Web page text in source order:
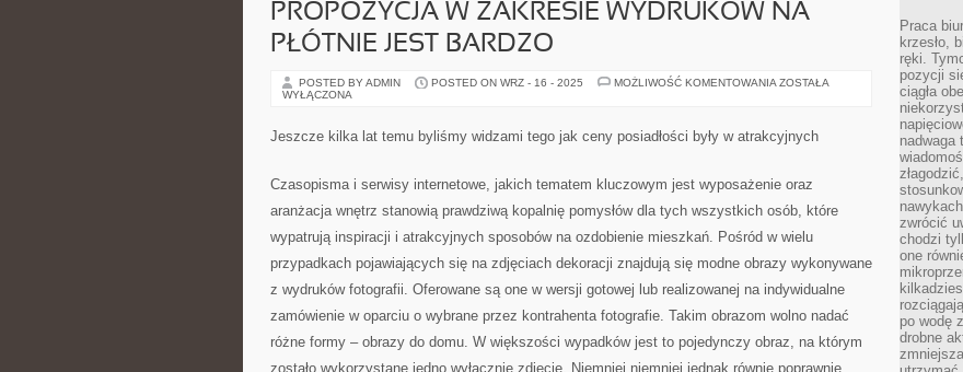
PROPOZYCJA W ZAKRESIE WYDRUKÓW NA
PŁÓTNIE JEST BARDZO
POSTED BY ADMIN POSTED ON WRZ - 16 - 2025 MOŻLIWOŚĆ KOMENTOWANIA PROPOZYCJA
NA
PŁÓTNIE
ZOSTAŁA
WYŁĄCZONA
Jeszcze kilka lat temu byliśmy widzami tego jak ceny posiadłości były w atrakcyjnych
Czasopisma i serwisy internetowe, jakich tematem kluczowym jest wyposażenie oraz
aranżacja wnętrz stanowią prawdziwą kopalnię pomysłów dla tych wszystkich osób, które
wypatrują inspiracji i atrakcyjnych sposobów na ozdobienie mieszkań. Pośród w wielu
przypadkach pojawiających się na zdjęciach dekoracji znajdują się modne obrazy wykonywane
z wydruków fotografii. Oferowane są one w wersji gotowej lub realizowanej na indywidualne
zamówienie w oparciu o wybrane przez kontrahenta fotografie. Takim obrazom wolno nadać
różne formy – obrazy do domu. W większości wypadków jest to pojedynczy obraz, na którym
zostało wykorzystane jedno wyłącznie zdjęcie. Niemniej niemniej jednak równie poprawnie
Praca
krzesło,
ręki.
pozycji
ciągła
nadwaga
zwrócić
chodzi
one
po wodę
drobne